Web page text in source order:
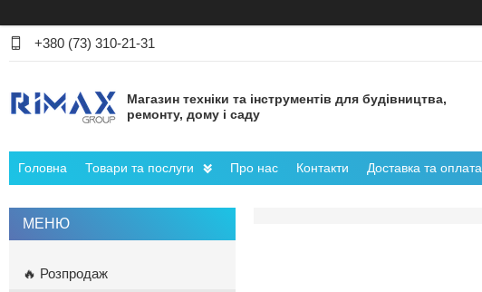
+380 (73) 310-21-31
Магазин техніки та інструментів для будівництва,
ремонту, дому і саду
Головна Товари та послуги Про нас Контакти Доставка та оплата
🔥 Розпродаж